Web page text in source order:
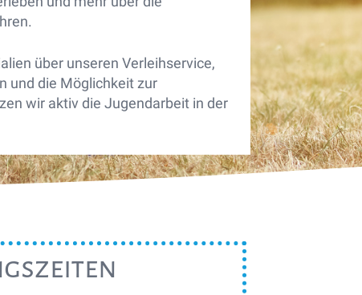
über unseren Verleihservice,
und die Möglichkeit zur
wir aktiv die Jugendarbeit in der